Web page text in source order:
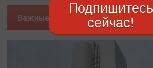
Важные новости
Подпишитесь
сейчас!